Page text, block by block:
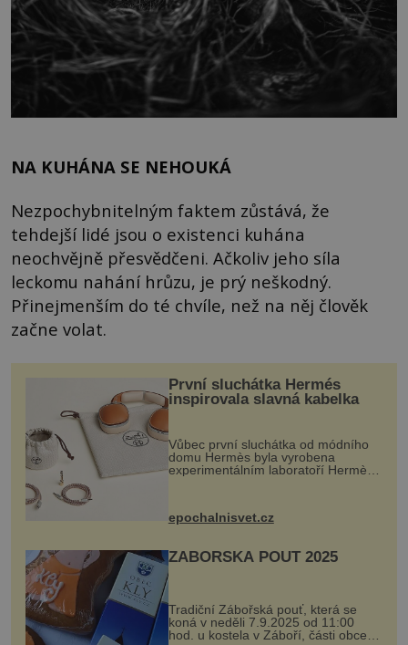
NA KUHÁNA SE NEHOUKÁ
Nezpochybnitelným faktem zůstává, že
tehdejší lidé jsou o existenci kuhána
neochvějně přesvědčeni. Ačkoliv jeho síla
leckomu nahání hrůzu, je prý neškodný.
Přinejmenším do té chvíle, než na něj člověk
začne volat.
První sluchátka Hermés
inspirovala slavná kabelka
Vůbec první sluchátka od módního
domu Hermès byla vyrobena
experimentálním laboratoří Hermès
kovový...
epochalnisvet.cz
ZÁBOŘSKÁ POUŤ 2025
Tradiční Zábořská pouť, která se
koná v neděli 7.9.2025 od 11:00
hod. u kostela v Záboří, části obce